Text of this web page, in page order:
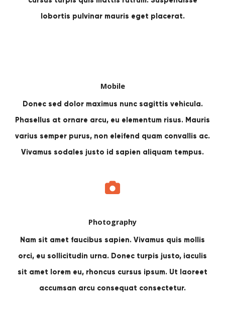
lobortis pulvinar mauris eget placerat.
Mobile
Donec sed dolor maximus nunc sagittis vehicula.
Phasellus at ornare arcu, eu elementum risus. Mauris
varius semper purus, non eleifend quam convallis ac.
Vivamus sodales justo id sapien aliquam tempus.
Photography
Nam sit amet faucibus sapien. Vivamus quis mollis
orci, eu sollicitudin urna. Donec turpis justo, iaculis
sit amet lorem eu, rhoncus cursus ipsum. Ut laoreet
accumsan arcu consequat consectetur.